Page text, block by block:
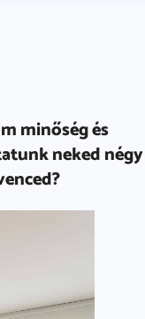
minőség és
neked négy